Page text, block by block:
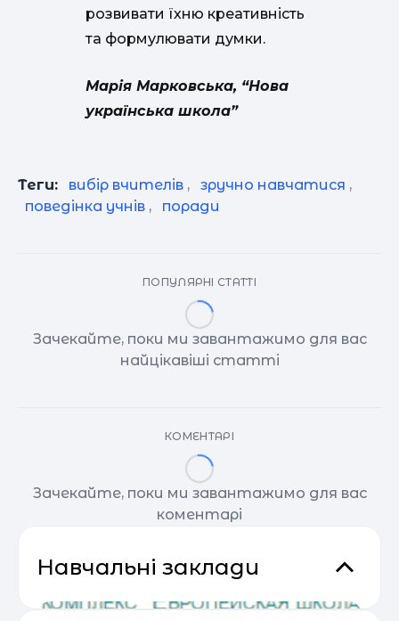
розвивати їхню креативність
та формулювати думки.
Марія Марковська, “Нова
українська школа”
Теги: вибір вчителів , зручно навчатися ,
поведінка учнів , поради
ПОПУЛЯРНІ СТАТТІ
Зачекайте, поки ми завантажимо для вас
найцікавіші статті
КОМЕНТАРІ
Зачекайте, поки ми завантажимо для вас
коментарі
Навчальні заклади